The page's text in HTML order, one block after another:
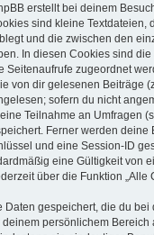
erstellt bei deinem
sind kleine Textdateien,
und die zwischen den
In diesen Cookies sind
Seitenaufrufe zugeordnet
von dir gelesenen Beiträge
sofern du nicht
Teilnahme an Umfragen
Ferner werden deine
und eine Session-ID
eine Gültigkeit von
über die Funktion „Alle
Daten gespeichert, die du bei
persönlichem Bereich